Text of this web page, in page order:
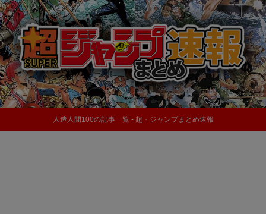
人造人間100の記事一覧 - 超・ジャンプまとめ速報